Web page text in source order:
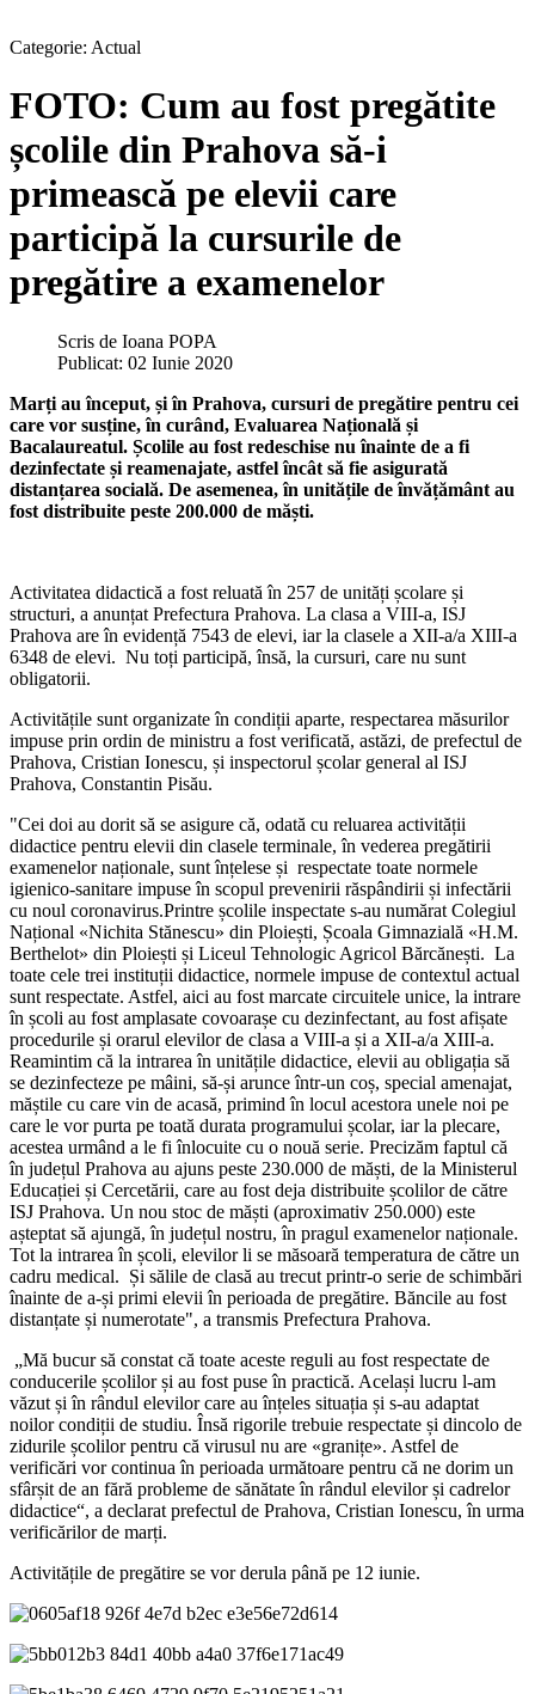
Categorie: Actual
FOTO: Cum au fost pregătite
școlile din Prahova să-i
primească pe elevii care
participă la cursurile de
pregătire a examenelor
Scris de Ioana POPA
Publicat: 02 Iunie 2020
Marți au început, și în Prahova, cursuri de pregătire pentru cei
care vor susține, în curând, Evaluarea Națională și
Bacalaureatul. Școlile au fost redeschise nu înainte de a fi
dezinfectate și reamenajate, astfel încât să fie asigurată
distanțarea socială. De asemenea, în unitățile de învățământ au
fost distribuite peste 200.000 de măști.
Activitatea didactică a fost reluată în 257 de unități școlare și
structuri, a anunțat Prefectura Prahova. La clasa a VIII-a, ISJ
Prahova are în evidență 7543 de elevi, iar la clasele a XII-a/a XIII-a
6348 de elevi. Nu toți participă, însă, la cursuri, care nu sunt
obligatorii.
Activitățile sunt organizate în condiții aparte, respectarea măsurilor
impuse prin ordin de ministru a fost verificată, astăzi, de prefectul de
Prahova, Cristian Ionescu, și inspectorul școlar general al ISJ
Prahova, Constantin Pisău.
"Cei doi au dorit să se asigure că, odată cu reluarea activității
didactice pentru elevii din clasele terminale, în vederea pregătirii
examenelor naționale, sunt înțelese și respectate toate normele
igienico-sanitare impuse în scopul prevenirii răspândirii și infectării
cu noul coronavirus.Printre școlile inspectate s-au numărat Colegiul
Național «Nichita Stănescu» din Ploiești, Școala Gimnazială «H.M.
Berthelot» din Ploiești și Liceul Tehnologic Agricol Bărcănești. La
toate cele trei instituții didactice, normele impuse de contextul actual
sunt respectate. Astfel, aici au fost marcate circuitele unice, la intrare
în școli au fost amplasate covoarașe cu dezinfectant, au fost afișate
procedurile și orarul elevilor de clasa a VIII-a și a XII-a/a XIII-a.
Reamintim că la intrarea în unitățile didactice, elevii au obligația să
se dezinfecteze pe mâini, să-și arunce într-un coș, special amenajat,
măștile cu care vin de acasă, primind în locul acestora unele noi pe
care le vor purta pe toată durata programului școlar, iar la plecare,
acestea urmând a le fi înlocuite cu o nouă serie. Precizăm faptul că
în județul Prahova au ajuns peste 230.000 de măști, de la Ministerul
Educației și Cercetării, care au fost deja distribuite școlilor de către
ISJ Prahova. Un nou stoc de măști (aproximativ 250.000) este
așteptat să ajungă, în județul nostru, în pragul examenelor naționale.
Tot la intrarea în școli, elevilor li se măsoară temperatura de către un
cadru medical. Și sălile de clasă au trecut printr-o serie de schimbări
înainte de a-și primi elevii în perioada de pregătire. Băncile au fost
distanțate și numerotate", a transmis Prefectura Prahova.
„Mă bucur să constat că toate aceste reguli au fost respectate de
conducerile școlilor și au fost puse în practică. Același lucru l-am
văzut și în rândul elevilor care au înțeles situația și s-au adaptat
noilor condiții de studiu. Însă rigorile trebuie respectate și dincolo de
zidurile școlilor pentru că virusul nu are «granițe». Astfel de
verificări vor continua în perioada următoare pentru că ne dorim un
sfârșit de an fără probleme de sănătate în rândul elevilor și cadrelor
didactice“, a declarat prefectul de Prahova, Cristian Ionescu, în urma
verificărilor de marți.
Activitățile de pregătire se vor derula până pe 12 iunie.